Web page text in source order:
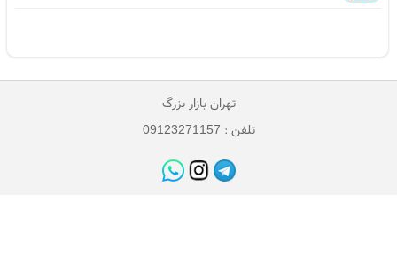
تهران بازار بزرگ
تلفن : 09123271157